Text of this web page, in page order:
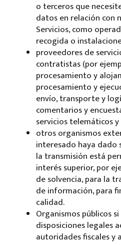
o terceros que
datos en relación con
Servicios, como
recogida o
proveedores de
contratistas (por
procesamiento y
procesamiento y
envío, transporte y
comentarios y
servicios telemáticos
otros organismos
interesado haya dado
la transmisión está
interés superior, por
de solvencia, para la
de información, para
calidad.
Organismos públicos
disposiciones legales
autoridades fiscales y